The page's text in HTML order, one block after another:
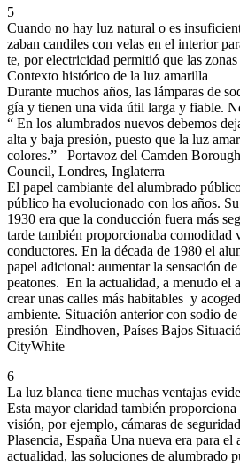
5
Cuando no hay luz natural o es
zaban candiles con velas en el interior
te, por electricidad permitió que las
Contexto histórico de la luz amarilla
Durante muchos años, las lámparas de
gía y tienen una vida útil larga y fiable.
“ En los alumbrados nuevos debemos
alta y baja presión, puesto que la luz
colores.” Portavoz del Camden Borough
Council, Londres, Inglaterra
El papel cambiante del alumbrado
público ha evolucionado con los años.
1930 era que la conducción fuera más
tarde también proporcionaba comodidad
conductores. En la década de 1980 el
papel adicional: aumentar la sensación
peatones. En la actualidad, a menudo el
crear unas calles más habitables y
ambiente. Situación anterior con sodio de
presión Eindhoven, Países Bajos
CityWhite
6
La luz blanca tiene muchas ventajas
Esta mayor claridad también
visión, por ejemplo, cámaras de
Plasencia, España Una nueva era para
actualidad, las soluciones de alumbrado